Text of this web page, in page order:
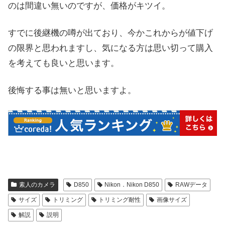
のは間違い無いのですが、価格がキツイ。
すでに後継機の噂が出ており、今かこれからが値下げ
の限界と思われますし、気になる方は思い切って購入
を考えても良いと思います。
後悔する事は無いと思いますよ。
素人のカメラ D850 Nikon．Nikon D850 RAWデータ
サイズ トリミング トリミング耐性 画像サイズ
解説 説明